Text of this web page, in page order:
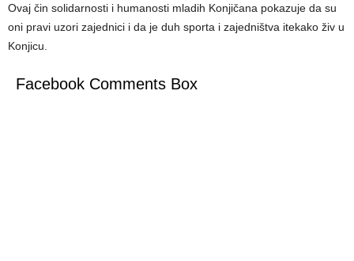
Ovaj čin solidarnosti i humanosti mladih Konjičana pokazuje da su
oni pravi uzori zajednici i da je duh sporta i zajedništva itekako živ u
Konjicu.
Facebook Comments Box